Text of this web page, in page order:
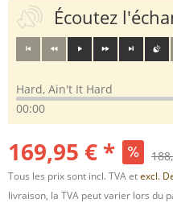
Écoutez
Hard, Ain't It Hard
00:00
169,95 € *
Tous les prix sont incl. TVA etexcl.
livraison, la TVA peut varier lors du